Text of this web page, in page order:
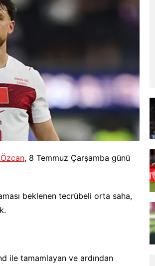
, 8 Temmuz Çarşamba günü
beklenen tecrübeli orta saha,
ile tamamlayan ve ardından